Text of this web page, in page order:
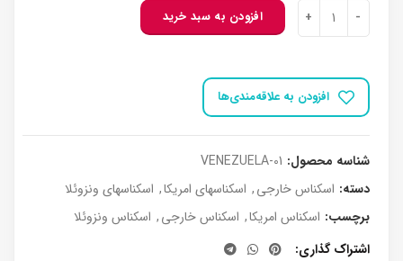
اسکناس ونزوئلا 5 بولیوار 1989 عدد افزودن به سبد خرید
افزودن به علاقه‌مندی‌ها
شناسه محصول: VENEZUELA-01
دسته: اسکناس خارجی, اسکناسهای امریکا, اسکناسهای ونزوئلا
برچسب: اسکناس امریکا, اسکناس خارجی, اسکناس ونزوئلا
اشتراک گذاری